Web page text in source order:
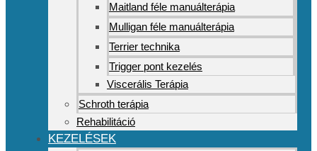
Maitland féle manuálterápia
Mulligan féle manuálterápia
Terrier technika
Trigger pont kezelés
Viscerális Terápia
Schroth terápia
Rehabilitáció
KEZELÉSEK